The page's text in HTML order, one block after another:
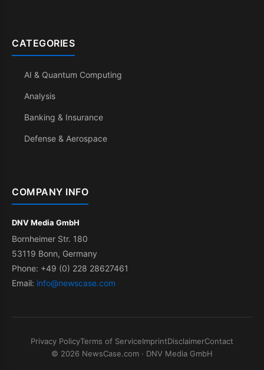
CATEGORIES
AI & Quantum Computing
Analysis
Banking & Insurance
Defense & Aerospace
COMPANY INFO
DNV Media GmbH
Bornheimer Str. 180
53119 Bonn, Germany
Phone: +49 (0) 228 28627461
Email: info@newscase.com
Privacy PolicyTerms of ServiceImprintDisclaimerContact
© 2026 NewsCase.com · DNV Media GmbH